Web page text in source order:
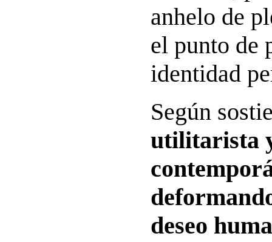
anhelo de
el punto de
identidad
Según
utilitarista
deseo